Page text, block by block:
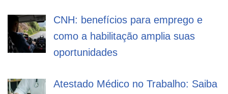
CNH: benefícios para emprego e
como a habilitação amplia suas
oportunidades
Atestado Médico no Trabalho: Saiba